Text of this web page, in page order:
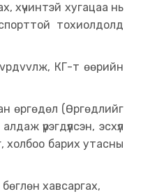
хүчинтэй хугацаа нь
тохиолдолд
КГ-т өөрийн
өргөдөл (Өргөдлийг
үрэгдүүлсэн, эсхүл
холбоо барих утасны
бөглөн хавсаргах,